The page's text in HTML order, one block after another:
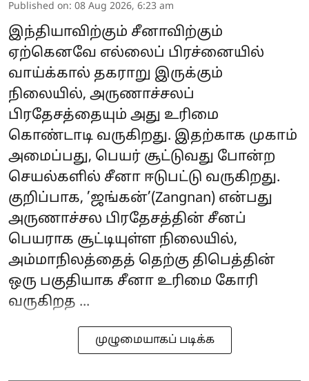
Published on: 08 Aug 2026, 6:23 am
இந்தியாவிற்கும் சீனாவிற்கும்
ஏற்கெனவே எல்லைப் பிரச்னையில்
வாய்க்கால் தகராறு இருக்கும்
நிலையில், அருணாச்சலப்
பிரதேசத்தையும் அது உரிமை
கொண்டாடி வருகிறது. இதற்காக முகாம்
அமைப்பது, பெயர் சூட்டுவது போன்ற
செயல்களில் சீனா ஈடுபட்டு வருகிறது.
குறிப்பாக, ’ஜங்கன்’(Zangnan) என்பது
அருணாச்சல பிரதேசத்தின் சீனப்
பெயராக சூட்டியுள்ள நிலையில்,
அம்மாநிலத்தைத் தெற்கு திபெத்தின்
ஒரு பகுதியாக சீனா உரிமை கோரி
வருகிறத ...
முழுமையாகப் படிக்க